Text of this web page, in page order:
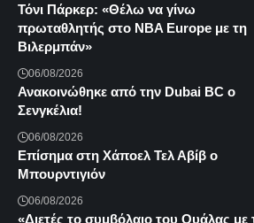
Τόνι Πάρκερ: «Θέλω να γίνω
πρωταθλητής στο NBA Europe με τη
Βιλερμπάν»
06/08/2026
Ανακοινώθηκε από την Dubai BC ο
Σενγκέλια!
06/08/2026
Επίσημα στη Χάποελ Τελ Αβίβ ο
Μπουρντιγιόν
06/08/2026
«Διετές το συμβόλαιο του Ουάλας με